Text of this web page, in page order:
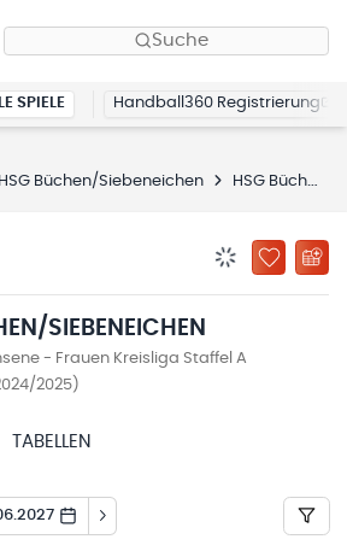
Suche
SPIELE Handball360 Registrierung
HSG Büchen/Siebeneichen HSG Büchen/Siebeneichen
ZU
SIEBENEICHEN
- Frauen Kreisliga Staffel A
2025)
TABELLEN